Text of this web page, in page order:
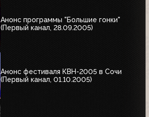
Анонс программы "Большие гонки"
(Первый канал, 28.09.2005)
Анонс фестиваля КВН-2005 в Сочи
(Первый канал, 01.10.2005)